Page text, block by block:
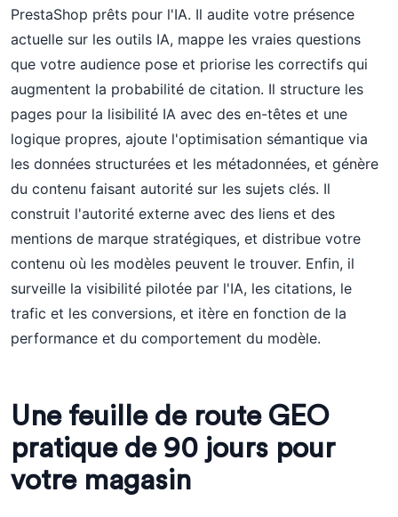
PrestaShop prêts pour l'IA. Il audite votre présence
actuelle sur les outils IA, mappe les vraies questions
que votre audience pose et priorise les correctifs qui
augmentent la probabilité de citation. Il structure les
pages pour la lisibilité IA avec des en-têtes et une
logique propres, ajoute l'optimisation sémantique via
les données structurées et les métadonnées, et génère
du contenu faisant autorité sur les sujets clés. Il
construit l'autorité externe avec des liens et des
mentions de marque stratégiques, et distribue votre
contenu où les modèles peuvent le trouver. Enfin, il
surveille la visibilité pilotée par l'IA, les citations, le
trafic et les conversions, et itère en fonction de la
performance et du comportement du modèle.
Une feuille de route GEO
pratique de 90 jours pour
votre magasin